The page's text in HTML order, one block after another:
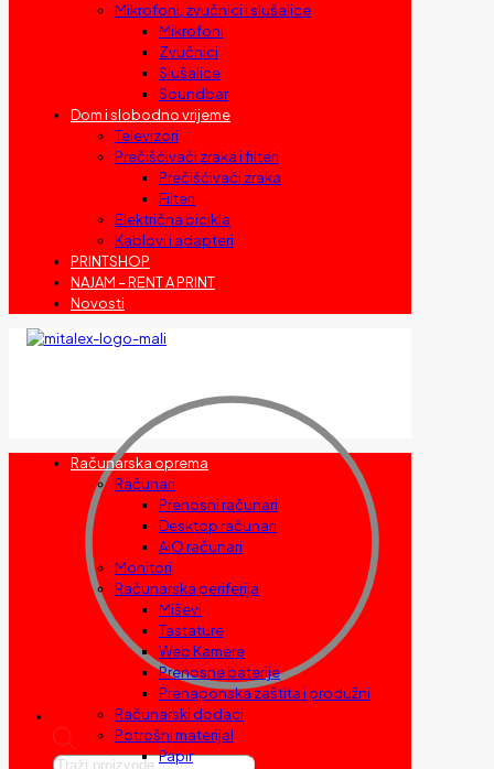
Mikrofoni, zvučnici i slušalice
Mikrofoni
Zvučnici
Slušalice
Soundbar
Dom i slobodno vrijeme
Televizori
Prečišćivači zraka i filteri
Prečišćivači zraka
Filteri
Električna bicikla
Kablovi i adapteri
PRINTSHOP
NAJAM – RENT A PRINT
Novosti
Products
Računarska oprema
Računari
Prenosni računari
Desktop računari
AIO računari
Monitori
Računarska periferija
Miševi
Tastature
Web Kamere
Prenosne baterije
Prenaponska zaštita i produžni
Računarski dodaci
Potrošni materijal
Papir